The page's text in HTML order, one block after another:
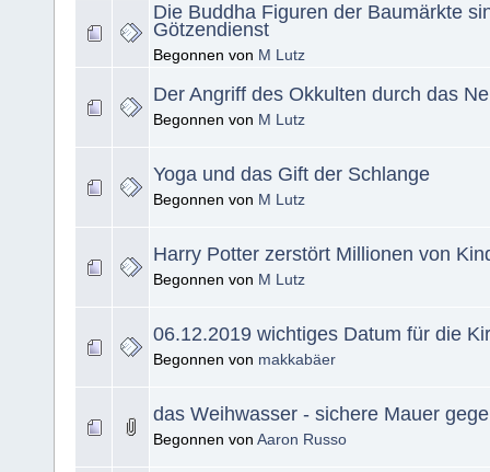
Die Buddha Figuren der Baumärkte
Götzendienst
Begonnen von M Lutz
Der Angriff des Okkulten durch das
Begonnen von M Lutz
Yoga und das Gift der Schlange
Begonnen von M Lutz
Harry Potter zerstört Millionen von
Begonnen von M Lutz
06.12.2019 wichtiges Datum für die
Begonnen von makkabäer
das Weihwasser - sichere Mauer
Begonnen von Aaron Russo